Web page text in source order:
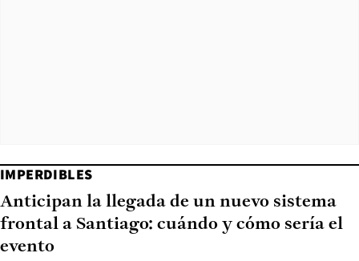
IMPERDIBLES
Anticipan la llegada de un nuevo sistema
frontal a Santiago: cuándo y cómo sería el
evento